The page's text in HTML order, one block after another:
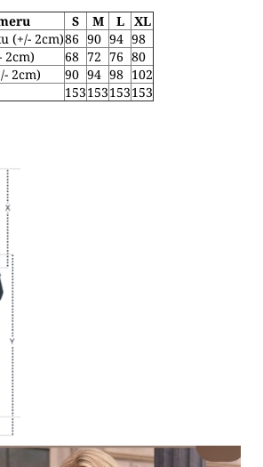
S M L
XL
(+/- 2cm)86 90 94 98
2cm)
68 72 76 80
2cm)
90 94 98 102
153153153153